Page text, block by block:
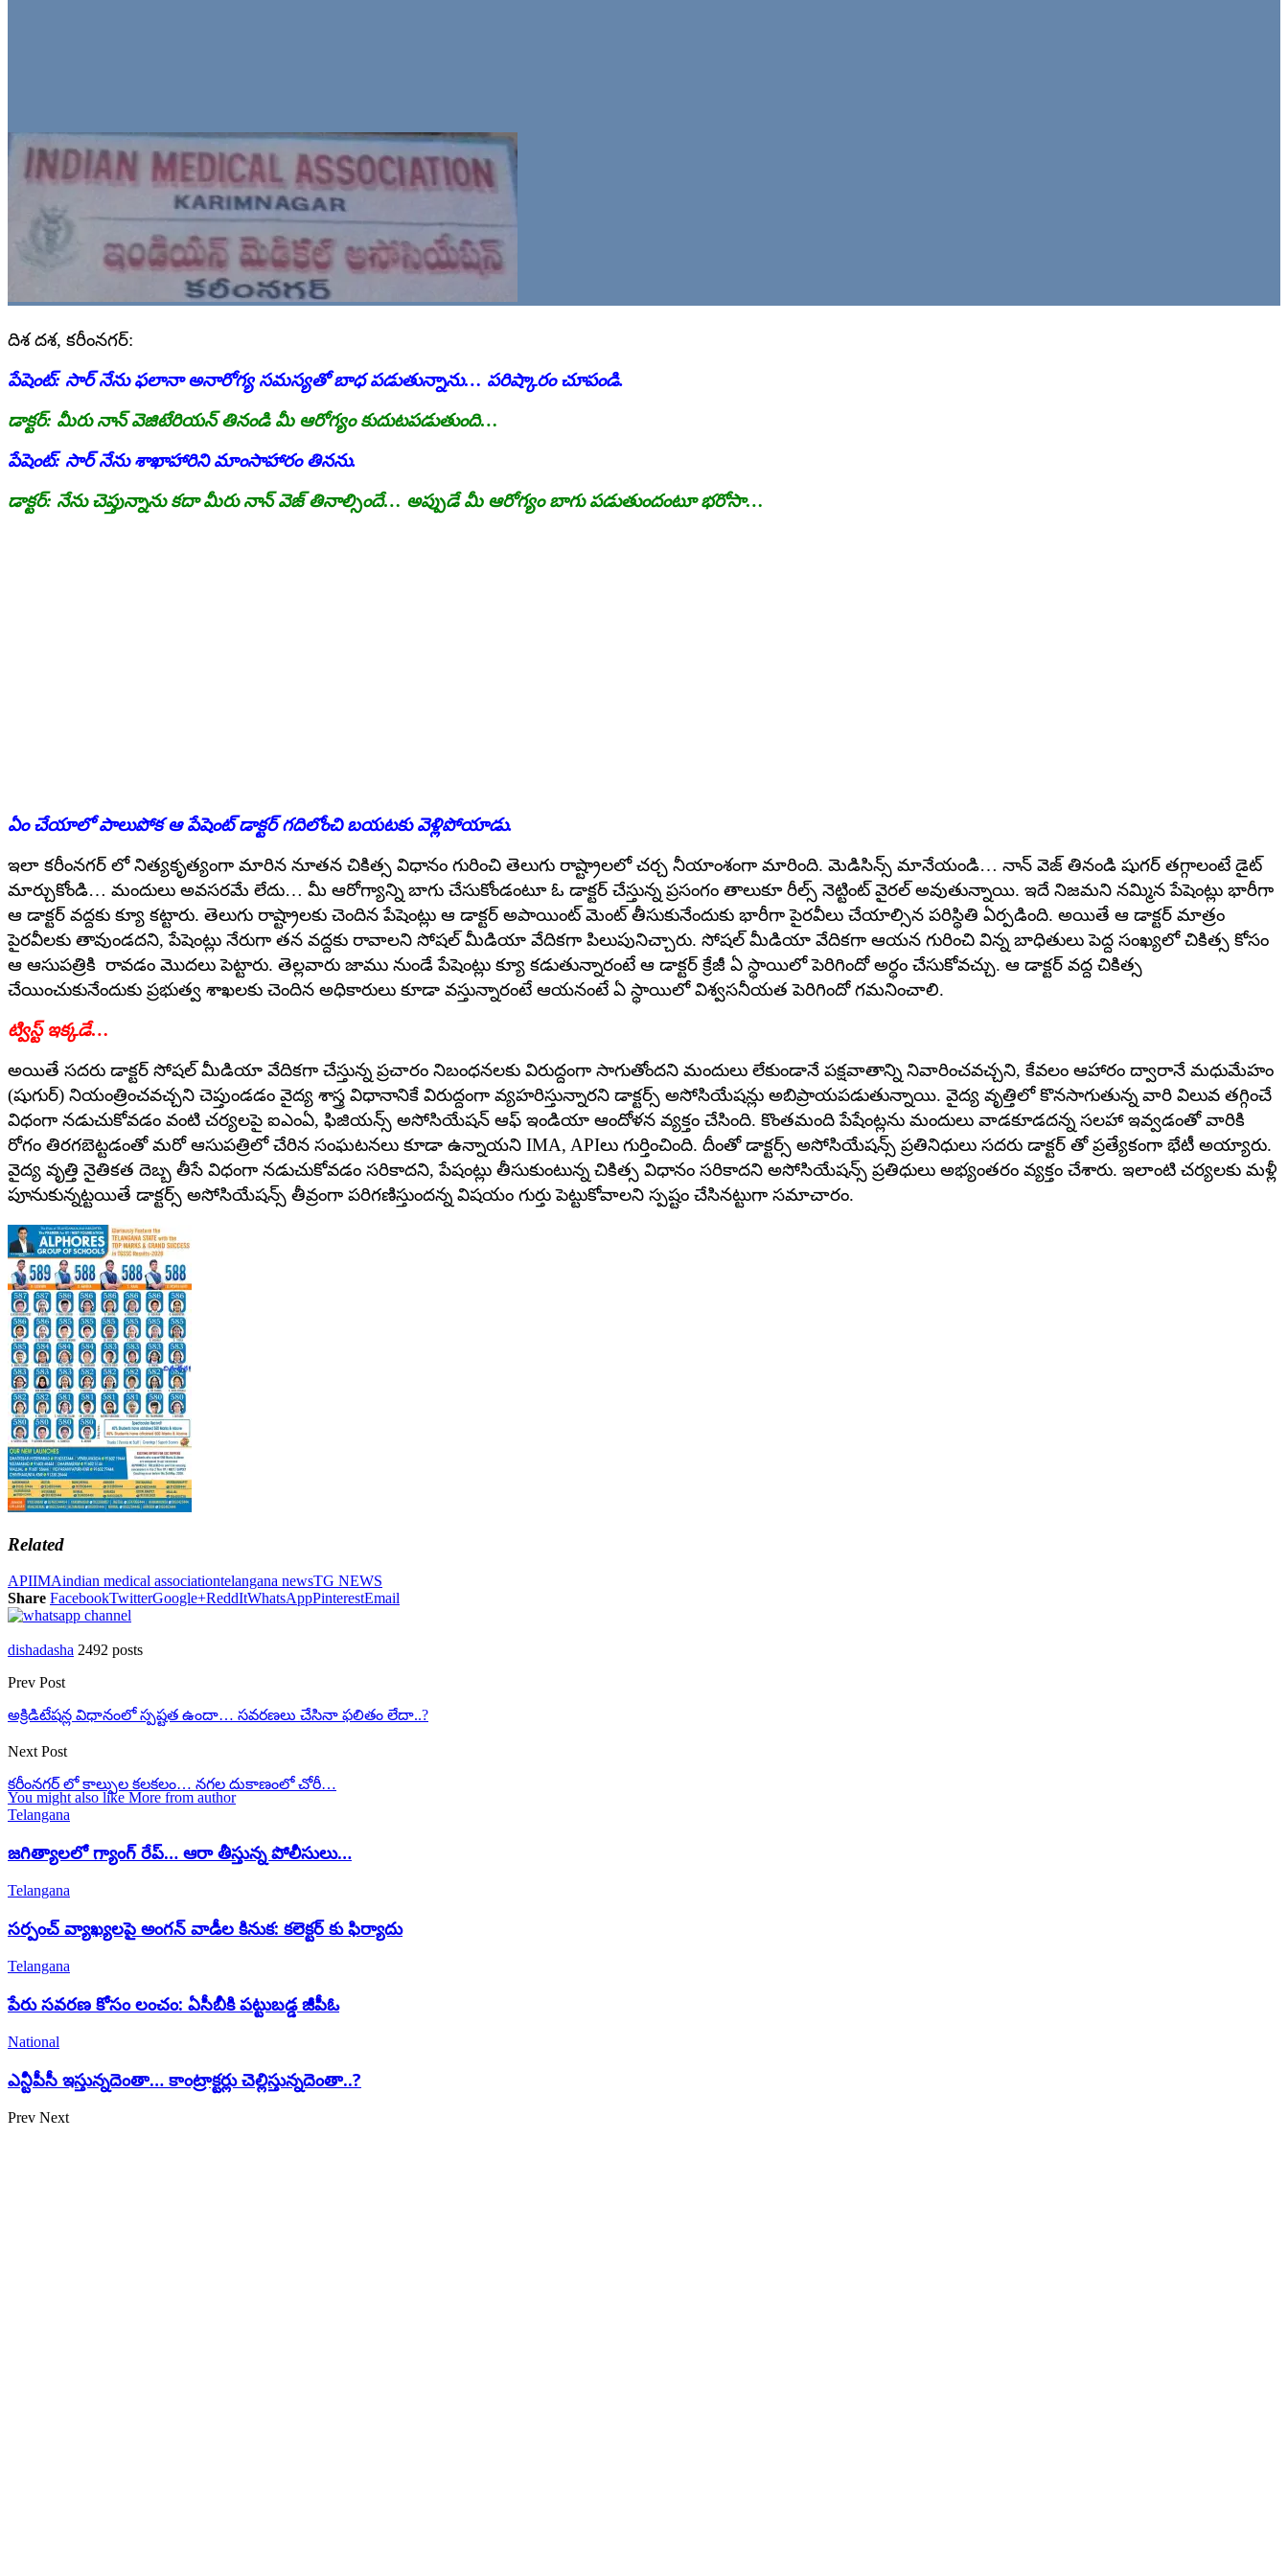
దిశ దశ, కరీంనగర్:
పేషెంట్: సార్ నేను ఫలానా అనారోగ్య సమస్యతో బాధ పడుతున్నాను… పరిష్కారం చూపండి.
డాక్టర్: మీరు నాన్ వెజిటేరియన్ తినండి మీ ఆరోగ్యం కుదుటపడుతుంది…
పేషెంట్: సార్ నేను శాఖాహారిని మాంసాహారం తినను.
డాక్టర్: నేను చెప్తున్నాను కదా మీరు నాన్ వెజ్ తినాల్సిందే… అప్పుడే మీ ఆరోగ్యం బాగు పడుతుందంటూ భరోసా…
ఏం చేయాలో పాలుపోక ఆ పేషెంట్ డాక్టర్ గదిలోంచి బయటకు వెళ్లిపోయాడు.
ఇలా కరీంనగర్ లో నిత్యకృత్యంగా మారిన నూతన చికిత్స విధానం గురించి తెలుగు రాష్ట్రాలలో చర్చ నీయాంశంగా మారింది. మెడిసిన్స్ మానేయండి… నాన్ వెజ్ తినండి షుగర్ తగ్గాలంటే డైట్
మార్చుకోండి… మందులు అవసరమే లేదు… మీ ఆరోగ్యాన్ని బాగు చేసుకోండంటూ ఓ డాక్టర్ చేస్తున్న ప్రసంగం తాలుకూ రీల్స్ నెట్టింట్ వైరల్ అవుతున్నాయి. ఇదే నిజమని నమ్మిన పేషెంట్లు భారీగా
ఆ డాక్టర్ వద్దకు క్యూ కట్టారు. తెలుగు రాష్ట్రాలకు చెందిన పేషెంట్లు ఆ డాక్టర్ అపాయింట్ మెంట్ తీసుకునేందుకు భారీగా పైరవీలు చేయాల్సిన పరిస్థితి ఏర్పడింది. అయితే ఆ డాక్టర్ మాత్రం
పైరవీలకు తావుండదని, పేషెంట్లు నేరుగా తన వద్దకు రావాలని సోషల్ మీడియా వేదికగా పిలుపునిచ్చారు. సోషల్ మీడియా వేదికగా ఆయన గురించి విన్న బాధితులు పెద్ద సంఖ్యలో చికిత్స కోసం
ఆ ఆసుపత్రికి రావడం మొదలు పెట్టారు. తెల్లవారు జాము నుండే పేషెంట్లు క్యూ కడుతున్నారంటే ఆ డాక్టర్ క్రేజీ ఏ స్థాయిలో పెరిగిందో అర్థం చేసుకోవచ్చు. ఆ డాక్టర్ వద్ద చికిత్స
చేయించుకునేందుకు ప్రభుత్వ శాఖలకు చెందిన అధికారులు కూడా వస్తున్నారంటే ఆయనంటే ఏ స్థాయిలో విశ్వసనీయత పెరిగిందో గమనించాలి.
ట్విస్ట్ ఇక్కడే…
అయితే సదరు డాక్టర్ సోషల్ మీడియా వేదికగా చేస్తున్న ప్రచారం నిబంధనలకు విరుద్దంగా సాగుతోందని మందులు లేకుండానే పక్షవాతాన్ని నివారించవచ్చని, కేవలం ఆహారం ద్వారానే మధుమేహం
(షుగుర్) నియంత్రించవచ్చని చెప్తుండడం వైద్య శాస్త్ర విధానానికే విరుద్దంగా వ్యహరిస్తున్నారని డాక్టర్స్ అసోసియేషన్లు అబిప్రాయపడుతున్నాయి. వైద్య వృత్తిలో కొనసాగుతున్న వారి విలువ తగ్గించే
విధంగా నడుచుకోవడం వంటి చర్యలపై ఐఎంఏ, ఫిజియన్స్ అసోసియేషన్ ఆఫ్ ఇండియా ఆందోళన వ్యక్తం చేసింది. కొంతమంది పేషేంట్లను మందులు వాడకూడదన్న సలహా ఇవ్వడంతో వారికి
రోగం తిరగబెట్టడంతో మరో ఆసుపత్రిలో చేరిన సంఘటనలు కూడా ఉన్నాయని IMA, APIలు గుర్తించింది. దీంతో డాక్టర్స్ అసోసియేషన్స్ ప్రతినిధులు సదరు డాక్టర్ తో ప్రత్యేకంగా భేటీ అయ్యారు.
వైద్య వృత్తి నైతికత దెబ్బ తీసే విధంగా నడుచుకోవడం సరికాదని, పేషంట్లు తీసుకుంటున్న చికిత్స విధానం సరికాదని అసోసియేషన్స్ ప్రతిధులు అభ్యంతరం వ్యక్తం చేశారు. ఇలాంటి చర్యలకు మళ్లీ
పూనుకున్నట్టయితే డాక్టర్స్ అసోసియేషన్స్ తీవ్రంగా పరిగణిస్తుందన్న విషయం గుర్తు పెట్టుకోవాలని స్పష్టం చేసినట్టుగా సమాచారం.
Related
APIIMAindian medical associationtelangana newsTG NEWS
Share FacebookTwitterGoogle+ReddItWhatsAppPinterestEmail
dishadasha 2492 posts
Prev Post
అక్రిడిటేషన్ల విధానంలో స్పష్టత ఉందా… సవరణలు చేసినా ఫలితం లేదా..?
Next Post
కరీంనగర్ లో కాల్పుల కలకలం… నగల దుకాణంలో చోరీ…
You might also like More from author
Telangana
జగిత్యాలలో గ్యాంగ్ రేప్… ఆరా తీస్తున్న పోలీసులు…
Telangana
సర్పంచ్ వ్యాఖ్యలపై అంగన్ వాడీల కినుక: కలెక్టర్ కు ఫిర్యాదు
Telangana
పేరు సవరణ కోసం లంచం: ఏసీబీకి పట్టుబడ్డ జీపీఓ
National
ఎన్టీపీసీ ఇస్తున్నదెంతా… కాంట్రాక్టర్లు చెల్లిస్తున్నదెంతా..?
Prev Next